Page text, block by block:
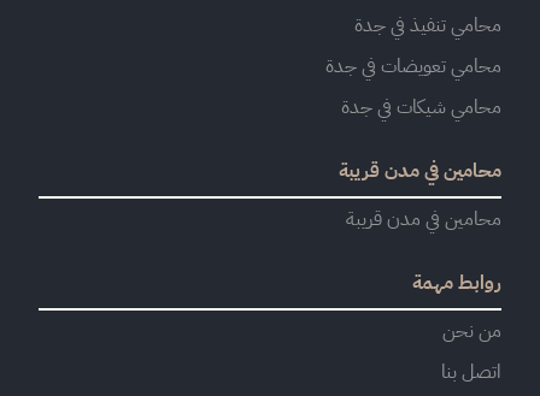
محامي تنفيذ في جدة
محامي تعويضات في جدة
محامي شيكات في جدة
محامين في مدن قريبة
محامين في مدن قريبة
روابط مهمة
من نحن
اتصل بنا